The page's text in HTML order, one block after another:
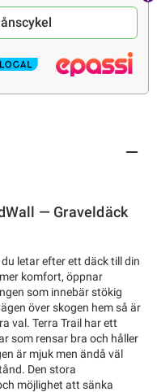
— Graveldäck
letar efter ett däck till din
komfort, öppnar
som innebär stökig
över skogen hem så är
val. Terra Trail har ett
som rensar bra och håller
är mjuk men ändå väl
Den stora
möjlighet att sänka